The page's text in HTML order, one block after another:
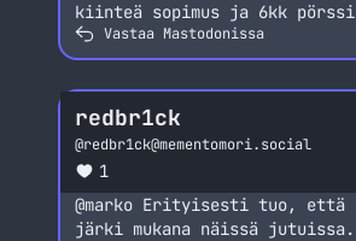
kiinteä sopimus ja 6kk
Vastaa Mastodonissa
redbr1ck
@redbr1ck@mementomori.social
1
@marko Erityisesti tuo, että
järki mukana näissä jutuissa.